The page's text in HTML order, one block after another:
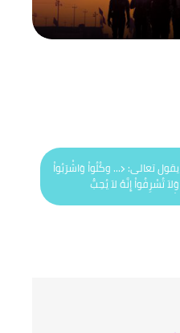
يقول تعالى: ﴿... وكُلُواْ وَاشْرَبُواْ
وَلاَ تُسْرِفُواْ إِنَّهُ لاَ يُحِبُّ
الْمُسْرِفِينَ﴾